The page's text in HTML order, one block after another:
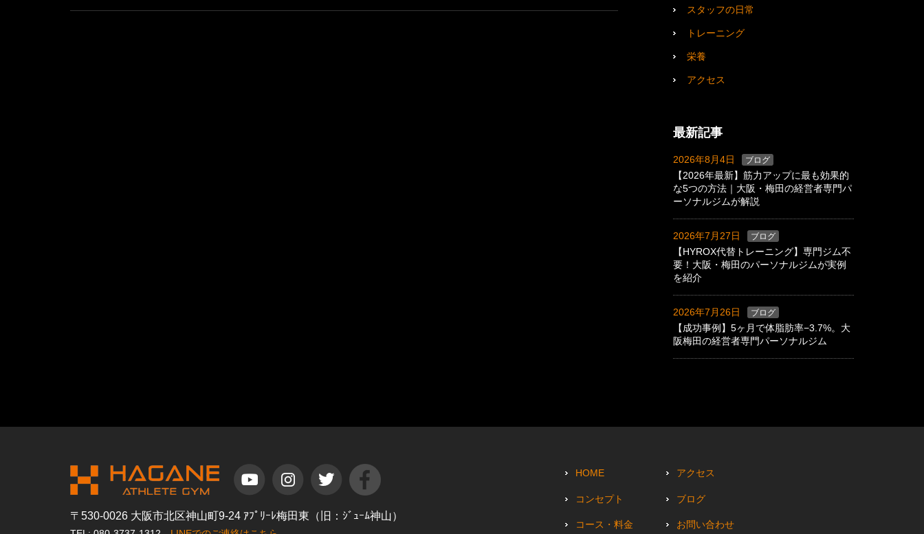
スタッフの日常
トレーニング
栄養
アクセス
最新記事
2026年8月4日 ブログ
【2026年最新】筋力アップに最も効果的
な5つの方法｜大阪・梅田の経営者専門パ
ーソナルジムが解説
2026年7月27日 ブログ
【HYROX代替トレーニング】専門ジム不
要！大阪・梅田のパーソナルジムが実例
を紹介
2026年7月26日 ブログ
【成功事例】5ヶ月で体脂肪率−3.7%。大
阪梅田の経営者専門パーソナルジム
〒530-0026 大阪市北区神山町9-24 ｱﾌﾟﾘｰﾚ梅田東（旧：ｼﾞｭｰﾑ神山）
HOME
コンセプト
コース・料金
アクセス
ブログ
お問い合わせ